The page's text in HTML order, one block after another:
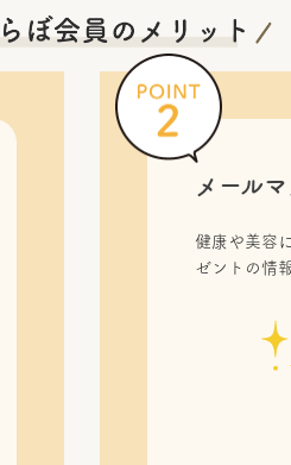
メール
健康や美容
ゼントの情